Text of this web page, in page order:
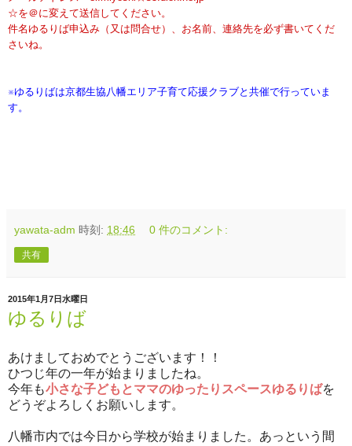
☆を＠に変えて送信してください。
件名ゆるりば申込み（又は問合せ）、お名前、連絡先を必ず書いてくだ
さいね。
※ゆるりばは京都生協八幡エリア子育て応援クラブと共催で行っていま
す。
yawata-adm 時刻: 18:46 0 件のコメント:
共有
2015年1月7日水曜日
ゆるりば
あけましておめでとうございます！！
ひつじ年の一年が始まりましたね。
今年も小さな子どもとママのゆったりスペースゆるりばを
どうぞよろしくお願いします。
八幡市内では今日から学校が始まりました。あっという間